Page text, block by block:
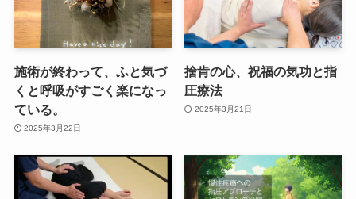
施術が終わって、ふと気づ
くと呼吸がすごく楽になっ
ている。
2025年3月22日
捨肯の心、祝福の気功と指
圧療法
2025年3月21日